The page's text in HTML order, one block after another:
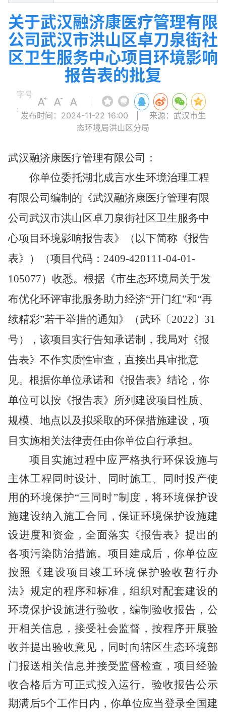
关于武汉融济康医疗管理有限
公司武汉市洪山区卓刀泉街社
区卫生服务中心项目环境影响
报告表的批复
字号
:
|
发布时间：2024-11-22 16:00
来源：武汉市生
态环境局洪山区分局
武汉融济康医疗管理有限公司 ：
你单位委托湖北成言水生环境治理工程
有限公司 编制的《武汉融济康医疗管理有限
公司武汉市洪山区卓刀泉街社区卫生服务中
心项目环境影响报告表》（以下简称《报告
表》）（项目代码： 2409-420111-04-01-
105077）收悉。根据《市生态环境局关于发
布优化环评审批服务助力经济“开门红”和“再
续精彩”若干举措的通知》（武环〔2022〕31
号），该项目实行告知承诺制，我局对《报
告表》不作实质性审查，直接出具审批意
见。根据你单位承诺和《报告表》结论，你
单位可以按《报告表》所列建设项目性质、
规模、地点以及拟采取的环保措施建设，项
目实施相关法律责任由你单位自行承担。
项目实施过程中应严格执行环保设施与
主体工程同时设计、同时施工、同时投产使
用的环境保护“三同时”制度，将环境保护设
施建设纳入施工合同，保证环境保护设施建
设进度和资金，全面落实《报告表》提出的
各项污染防治措施。项目建成后，你单位应
按照《建设项目竣工环境保护验收暂行办
法》规定的程序和标准，组织对配套建设的
环境保护设施进行验收，编制验收报告，公
开相关信息，接受社会监督，按程序开展验
收并提出验收意见，同时向辖区生态环境部
门报送相关信息并接受监督检查，项目经验
收合格后方可正式投入运行。验收报告公示
期满后5个工作日内，你单位应当登录全国建